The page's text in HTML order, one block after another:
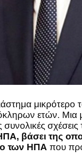
μικρότερο
ετών. Μια
βάσει της
των ΗΠΑ που